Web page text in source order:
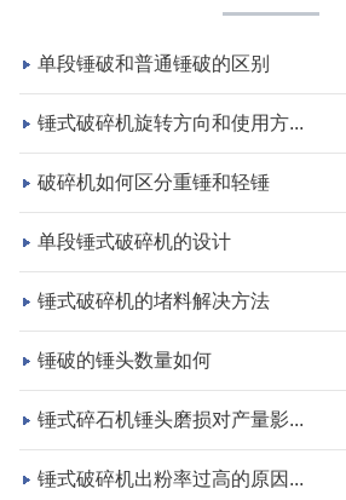
湖北省荆州市鼎盛矿业时产2000
线
项目坐标
湖北省荆州市
项目业主
单段锤破和普通锤破的区别
锤式破碎机旋转方向和使用方...
破碎机如何区分重锤和轻锤
单段锤式破碎机的设计
锤式破碎机的堵料解决方法
锤破的锤头数量如何
锤式碎石机锤头磨损对产量影...
锤式破碎机出粉率过高的原因...